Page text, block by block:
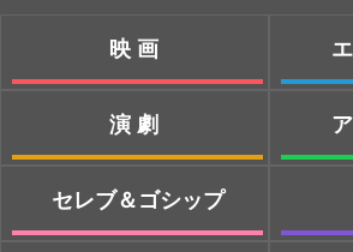
映画
演劇
セレブ＆ゴシップ